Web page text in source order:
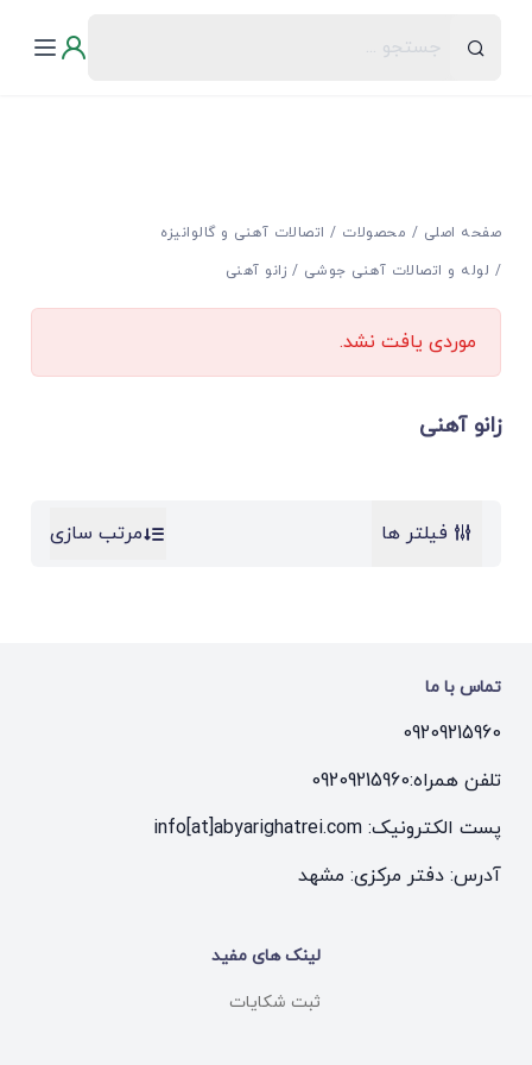
صفحه اصلی محصولات
اتصالات آهنی و گالوانیزه
لوله و اتصالات آهنی جوشی
زانو آهنی
موردی یافت نشد.
زانو آهنی
فیلتر ها مرتب سازی
تماس با ما
09209215960
تلفن همراه:09209215960
پست الکترونیک: info[at]abyarighatrei.com
آدرس: دفتر مرکزی: مشهد
لینک های مفید
ثبت شکایات